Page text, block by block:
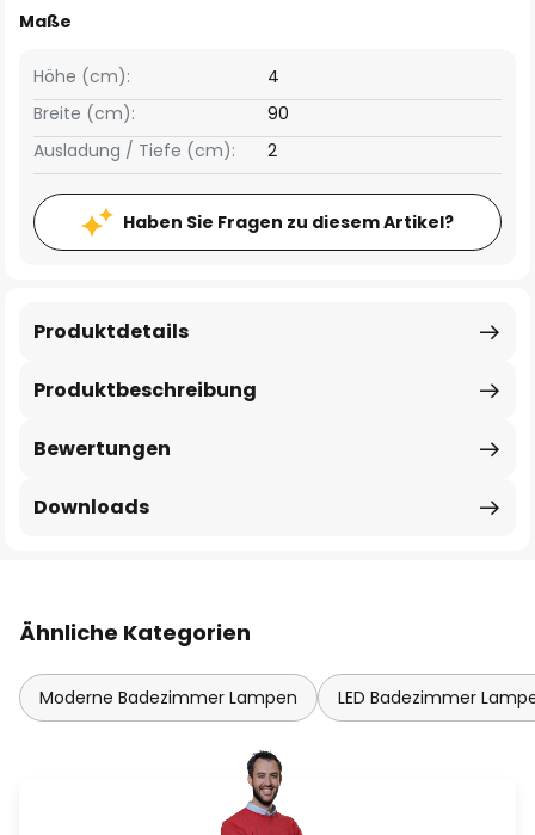
Maße
Breite (cm): 90
Höhe (cm): 4
Ausladung / Tiefe (cm): 2
Haben Sie Fragen zu diesem Artikel?
Produktbeschreibung
Produktdetails
Bewertungen
Downloads
Ähnliche Kategorien
Moderne Badezimmer Lampen LED Badezimmer